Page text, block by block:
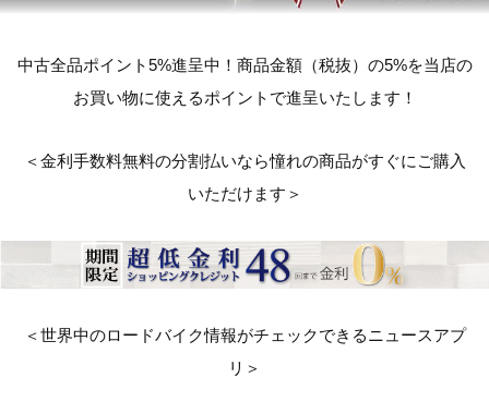
中古全品ポイント5%進呈中！商品金額（税抜）の5%を当店の
お買い物に使えるポイントで進呈いたします！
＜金利手数料無料の分割払いなら憧れの商品がすぐにご購入
いただけます＞
＜世界中のロードバイク情報がチェックできるニュースアプ
リ＞